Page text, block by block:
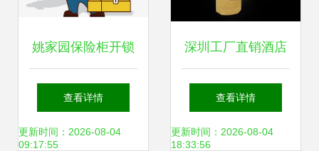
姚家园保险柜开锁
换锁服务 专业守护
您的财产安全
查看详情
更新时间：2026-08-04
09:17:55
深圳工厂直销酒店
锁 质保两年，终身
维护的品质之选
查看详情
更新时间：2026-08-04
18:33:56